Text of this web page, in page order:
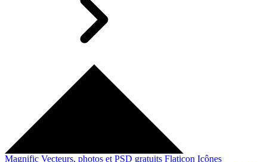
Magnific Vecteurs, photos et PSD gratuits Flaticon Icônes